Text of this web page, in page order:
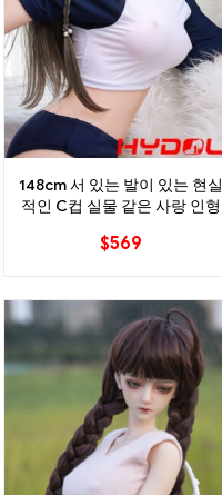
148cm 서 있는 발이 있는 현실
적인 C컵 실물 같은 사랑 인형
$569